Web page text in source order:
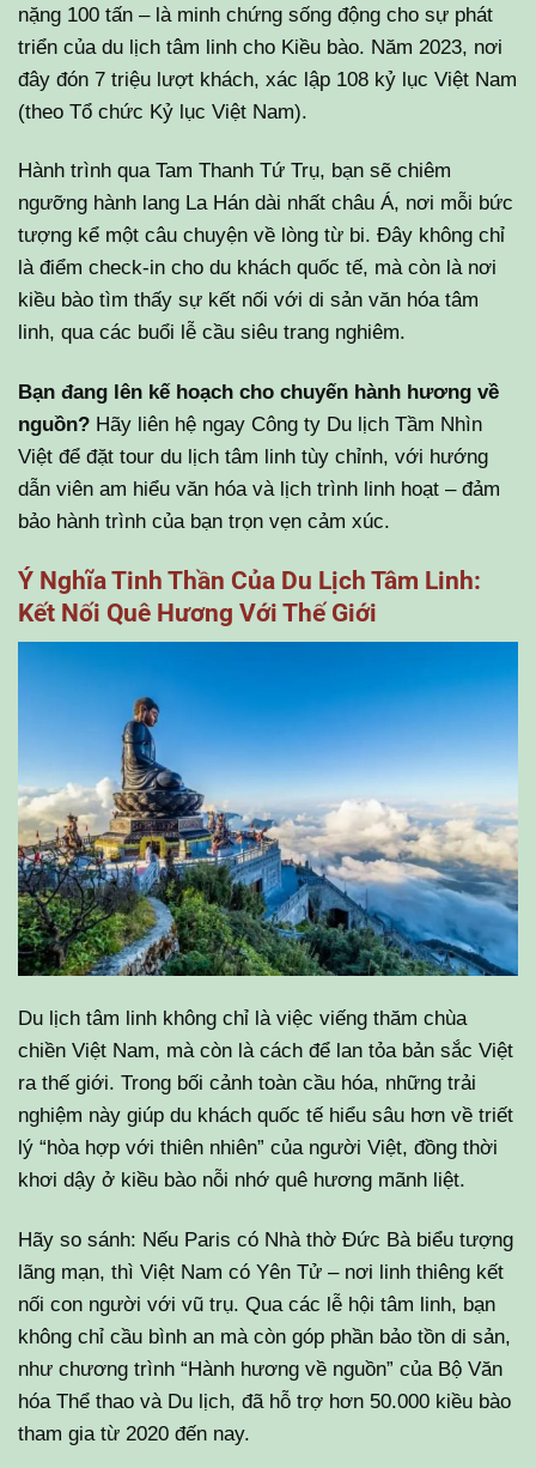
nặng 100 tấn – là minh chứng sống động cho sự phát
triển của du lịch tâm linh cho Kiều bào. Năm 2023, nơi
đây đón 7 triệu lượt khách, xác lập 108 kỷ lục Việt Nam
(theo Tổ chức Kỷ lục Việt Nam).
Hành trình qua Tam Thanh Tứ Trụ, bạn sẽ chiêm
ngưỡng hành lang La Hán dài nhất châu Á, nơi mỗi bức
tượng kể một câu chuyện về lòng từ bi. Đây không chỉ
là điểm check-in cho du khách quốc tế, mà còn là nơi
kiều bào tìm thấy sự kết nối với di sản văn hóa tâm
linh, qua các buổi lễ cầu siêu trang nghiêm.
Bạn đang lên kế hoạch cho chuyến hành hương về
nguồn? Hãy liên hệ ngay Công ty Du lịch Tầm Nhìn
Việt để đặt tour du lịch tâm linh tùy chỉnh, với hướng
dẫn viên am hiểu văn hóa và lịch trình linh hoạt – đảm
bảo hành trình của bạn trọn vẹn cảm xúc.
Ý Nghĩa Tinh Thần Của Du Lịch Tâm Linh:
Kết Nối Quê Hương Với Thế Giới
Du lịch tâm linh không chỉ là việc viếng thăm chùa
chiền Việt Nam, mà còn là cách để lan tỏa bản sắc Việt
ra thế giới. Trong bối cảnh toàn cầu hóa, những trải
nghiệm này giúp du khách quốc tế hiểu sâu hơn về triết
lý “hòa hợp với thiên nhiên” của người Việt, đồng thời
khơi dậy ở kiều bào nỗi nhớ quê hương mãnh liệt.
Hãy so sánh: Nếu Paris có Nhà thờ Đức Bà biểu tượng
lãng mạn, thì Việt Nam có Yên Tử – nơi linh thiêng kết
nối con người với vũ trụ. Qua các lễ hội tâm linh, bạn
không chỉ cầu bình an mà còn góp phần bảo tồn di sản,
như chương trình “Hành hương về nguồn” của Bộ Văn
hóa Thể thao và Du lịch, đã hỗ trợ hơn 50.000 kiều bào
tham gia từ 2020 đến nay.